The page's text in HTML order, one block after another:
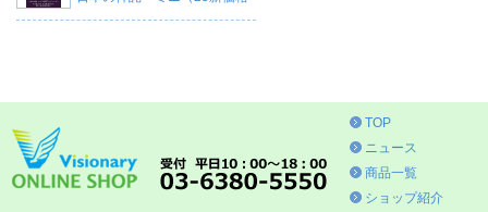
TOP
ニュース
商品一覧
ショップ紹介